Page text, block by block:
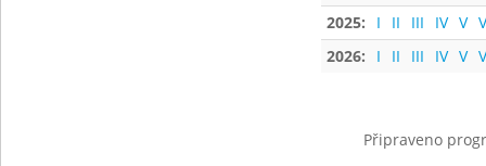
2025:
I II III IV V
2026:
I II III IV V
Připraveno